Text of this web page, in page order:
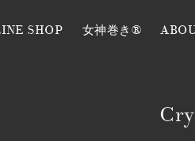
SHOP 女神巻き®